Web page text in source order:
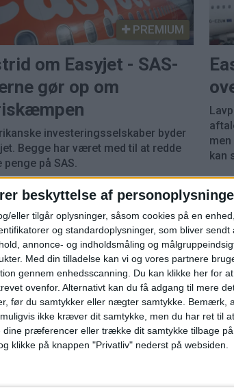
beskyttelse af
eller tilgår oplysninger, såsom cookies på en
og standardoplysninger, som bliver sendt
annonce- og indholdsmåling og
Med din tilladelse kan vi og vores partnere
gennem enhedsscanning. Du kan klikke her for
ovenfor. Alternativt kan du få adgang til mere
før du samtykker eller nægter samtykke. Bemærk,
ikke kræver dit samtykke, men du har ret til
præferencer eller trække dit samtykke tilbage
klikke på knappen "Privatliv" nederst på websiden.
PREMIUM
om Easyjet - SAS-
gør op om
investeringsselskaber byder
Begge har været med til at redde
penge på SAS.
kan
bud